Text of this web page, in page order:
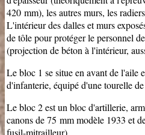
420 mm), les autres murs, les
L'intérieur des dalles et murs
de tôle pour protéger le personnel
(projection de béton à l'intérieur,
Le bloc 1 se situe en avant de l'aile
d'infanterie, équipé d'une tourelle
Le bloc 2 est un bloc d'artillerie,
canons de 75 mm modèle 1933 et